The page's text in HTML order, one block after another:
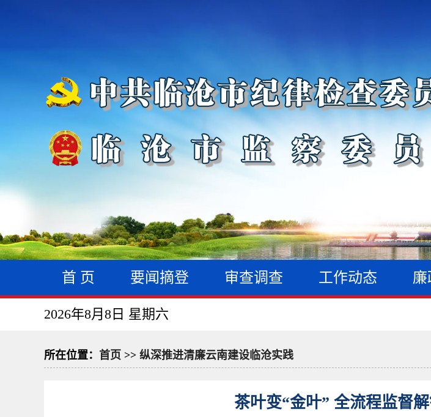
首 页 要闻摘登 审查调查 工作动态 廉
2026年8月8日 星期六
所在位置： 首页 >> 纵深推进清廉云南建设临沧实践
茶叶变“金叶” 全流程监督